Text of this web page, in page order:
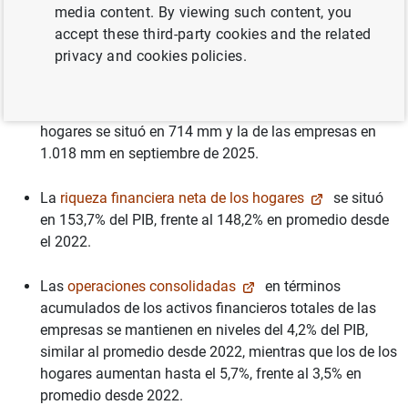
FINANCIAL ACCOUNTS
hogares se situó en 714 mm y la de las empresas en
1.018 mm en septiembre de 2025.
La riqueza financiera neta de los hogares
se situó
en 153,7% del PIB, frente al 148,2% en promedio desde
el 2022.
Las operaciones consolidadas
en términos
acumulados de los activos financieros totales de las
empresas se mantienen en niveles del 4,2% del PIB,
similar al promedio desde 2022, mientras que los de los
hogares aumentan hasta el 5,7%, frente al 3,5% en
promedio desde 2022.
media content. By viewing such content, you
accept these third-party cookies and the related
privacy and cookies policies.